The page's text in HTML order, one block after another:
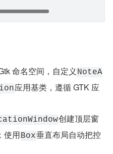
命名空间，自定义 NoteA
应用基类，遵循 GTK 应
创建顶层窗
使用Box垂直布局自动把控